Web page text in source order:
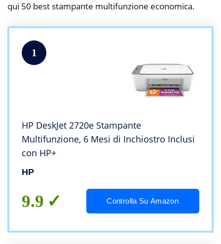
qui 50 best stampante multifunzione economica.
1
HP DeskJet 2720e Stampante
Multifunzione, 6 Mesi di Inchiostro Inclusi
con HP+
HP
9.9 Controlla Su Amazon